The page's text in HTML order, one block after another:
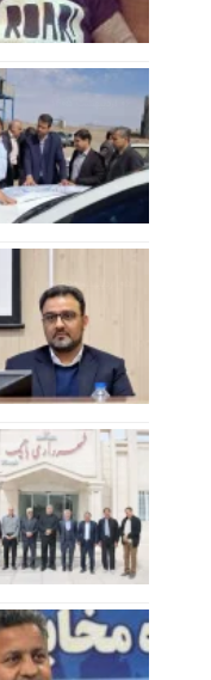
۲۹ بهمن ۱۴۰۴